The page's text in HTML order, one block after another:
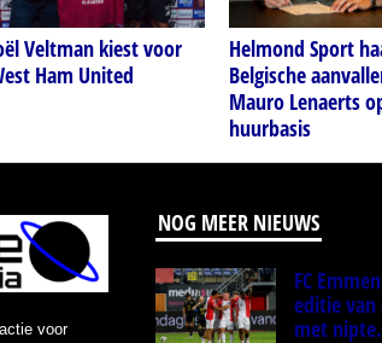
Veltman kiest voor
Ham United
Helmond Sport
Belgische
Mauro Lenaerts
huurbasis
voor
NOG MEER NIEUWS
FC
editie van
met